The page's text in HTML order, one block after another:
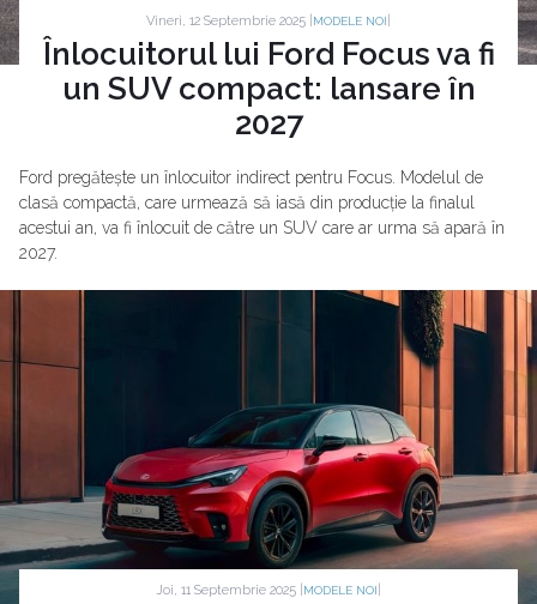
Vineri, 12 Septembrie 2025 | MODELE NOI
Înlocuitorul lui Ford Focus va fi
un SUV compact: lansare în
2027
Ford pregătește un înlocuitor indirect pentru Focus. Modelul de
clasă compactă, care urmează să iasă din producție la finalul
acestui an, va fi înlocuit de către un SUV care ar urma să apară în
2027.
Joi, 11 Septembrie 2025 | MODELE NOI